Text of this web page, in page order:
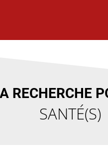
RECHERCHE
SANTÉ(S)